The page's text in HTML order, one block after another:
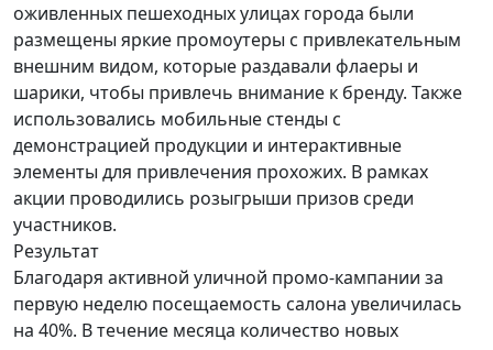
оживленных пешеходных улицах города были
размещены яркие промоутеры с привлекательным
внешним видом, которые раздавали флаеры и
шарики, чтобы привлечь внимание к бренду. Также
использовались мобильные стенды с
демонстрацией продукции и интерактивные
элементы для привлечения прохожих. В рамках
акции проводились розыгрыши призов среди
участников.
Результат
Благодаря активной уличной промо-кампании за
первую неделю посещаемость салона увеличилась
на 40%. В течение месяца количество новых